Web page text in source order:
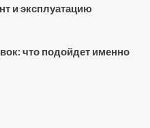
и эксплуатацию
что подойдет именно